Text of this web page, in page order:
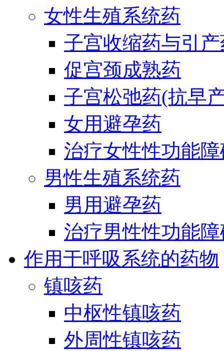
女性生殖系统药
子宫收缩药与引
促宫颈成熟药
子宫松弛药(抗早
女用避孕药
治疗女性性功能
男性生殖系统药
男用避孕药
治疗男性性功能
作用于呼吸系统的药物
镇咳药
中枢性镇咳药
外周性镇咳药